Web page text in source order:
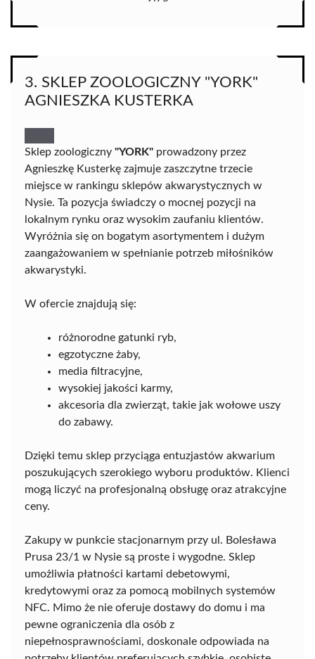
3. SKLEP ZOOLOGICZNY "YORK"
AGNIESZKA KUSTERKA
Sklep zoologiczny "YORK" prowadzony przez
Agnieszkę Kusterkę zajmuje zaszczytne trzecie
miejsce w rankingu sklepów akwarystycznych w
Nysie. Ta pozycja świadczy o mocnej pozycji na
lokalnym rynku oraz wysokim zaufaniu klientów.
Wyróżnia się on bogatym asortymentem i dużym
zaangażowaniem w spełnianie potrzeb miłośników
akwarystyki.
W ofercie znajdują się:
różnorodne gatunki ryb,
egzotyczne żaby,
media filtracyjne,
wysokiej jakości karmy,
akcesoria dla zwierząt, takie jak wołowe uszy
do zabawy.
Dzięki temu sklep przyciąga entuzjastów akwarium
poszukujących szerokiego wyboru produktów. Klienci
mogą liczyć na profesjonalną obsługę oraz atrakcyjne
ceny.
Zakupy w punkcie stacjonarnym przy ul. Bolesława
Prusa 23/1 w Nysie są proste i wygodne. Sklep
umożliwia płatności kartami debetowymi,
kredytowymi oraz za pomocą mobilnych systemów
NFC. Mimo że nie oferuje dostawy do domu i ma
pewne ograniczenia dla osób z
niepełnosprawnościami, doskonale odpowiada na